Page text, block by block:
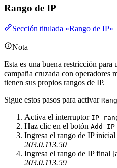
Rango de IP
Sección titulada «Rango de IP»
Nota
Esta es una buena restricción para
campaña cruzada con operadores
tienen sus propios rangos de IP.
Sigue estos pasos para activar
Activa el interruptor IP
Haz clic en el botón Add
Ingresa el rango de IP
203.0.113.50
Ingresa el rango de IP final
203.0.113.59